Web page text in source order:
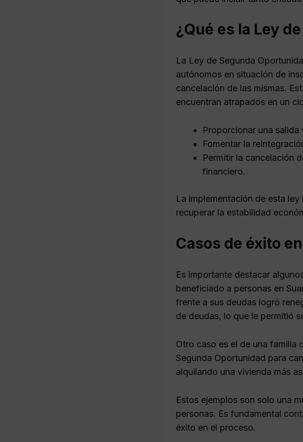
¿Qué es la Ley
La Ley de Segunda
autónomos en situación de
cancelación de las mismas.
encuentran atrapados en un
Proporcionar una
Fomentar la
Permitir la cancelación
financiero.
La implementación de esta
recuperar la estabilidad
Casos de éxito
Es importante destacar
beneficiado a personas en
frente a sus deudas logró
de deudas, lo que le permitió
Otro caso es el de una familia
Segunda Oportunidad para
alquilando una vivienda más
Estos ejemplos son solo una
personas. Es fundamental
éxito en el proceso.